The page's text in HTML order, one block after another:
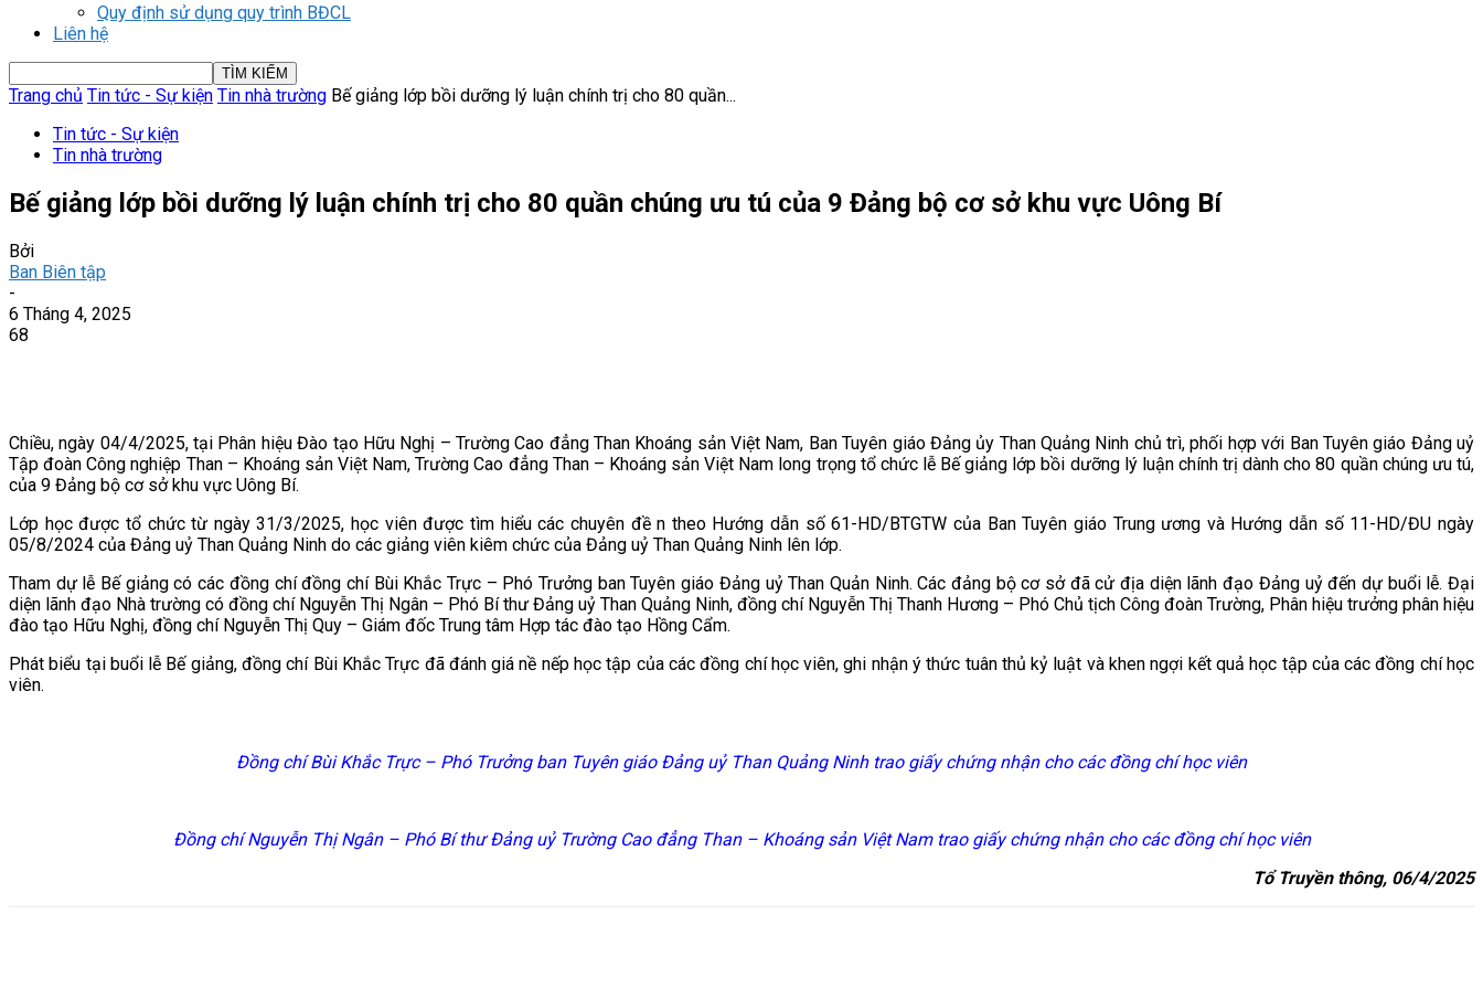
Quy định sử dụng quy trình BĐCL
Liên hệ
Trang chủ Tin tức - Sự kiện Tin nhà trường Bế giảng lớp bồi dưỡng lý luận chính trị cho 80 quần...
Tin tức - Sự kiện
Tin nhà trường
Bế giảng lớp bồi dưỡng lý luận chính trị cho 80 quần chúng ưu tú của 9 Đảng bộ cơ sở khu vực Uông Bí
Bởi
Ban Biên tập
-
6 Tháng 4, 2025
68
Chiều, ngày 04/4/2025, tại Phân hiệu Đào tạo Hữu Nghị – Trường Cao đẳng Than Khoáng sản Việt Nam, Ban Tuyên giáo Đảng ủy Than Quảng Ninh chủ trì, phối hợp với Ban Tuyên giáo Đảng uỷ
Tập đoàn Công nghiệp Than – Khoáng sản Việt Nam, Trường Cao đẳng Than – Khoáng sản Việt Nam long trọng tổ chức lễ Bế giảng lớp bồi dưỡng lý luận chính trị dành cho 80 quần chúng ưu tú,
của 9 Đảng bộ cơ sở khu vực Uông Bí.
Lớp học được tổ chức từ ngày 31/3/2025, học viên được tìm hiểu các chuyên đề n theo Hướng dẫn số 61-HD/BTGTW của Ban Tuyên giáo Trung ương và Hướng dẫn số 11-HD/ĐU ngày
05/8/2024 của Đảng uỷ Than Quảng Ninh do các giảng viên kiêm chức của Đảng uỷ Than Quảng Ninh lên lớp.
Tham dự lễ Bế giảng có các đồng chí đồng chí Bùi Khắc Trực – Phó Trưởng ban Tuyên giáo Đảng uỷ Than Quản Ninh. Các đảng bộ cơ sở đã cử địa diện lãnh đạo Đảng uỷ đến dự buổi lễ. Đại
diện lãnh đạo Nhà trường có đồng chí Nguyễn Thị Ngân – Phó Bí thư Đảng uỷ Than Quảng Ninh, đồng chí Nguyễn Thị Thanh Hương – Phó Chủ tịch Công đoàn Trường, Phân hiệu trưởng phân hiệu
đào tạo Hữu Nghị, đồng chí Nguyễn Thị Quy – Giám đốc Trung tâm Hợp tác đào tạo Hồng Cẩm.
Phát biểu tại buổi lễ Bế giảng, đồng chí Bùi Khắc Trực đã đánh giá nề nếp học tập của các đồng chí học viên, ghi nhận ý thức tuân thủ kỷ luật và khen ngợi kết quả học tập của các đồng chí học
viên.
Đồng chí Bùi Khắc Trực – Phó Trưởng ban Tuyên giáo Đảng uỷ Than Quảng Ninh trao giấy chứng nhận cho các đồng chí học viên
Đồng chí Nguyễn Thị Ngân – Phó Bí thư Đảng uỷ Trường Cao đẳng Than – Khoáng sản Việt Nam trao giấy chứng nhận cho các đồng chí học viên
Tổ Truyền thông, 06/4/2025